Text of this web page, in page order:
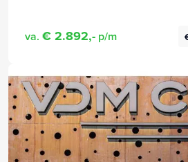
va. € 2.892,- p/m